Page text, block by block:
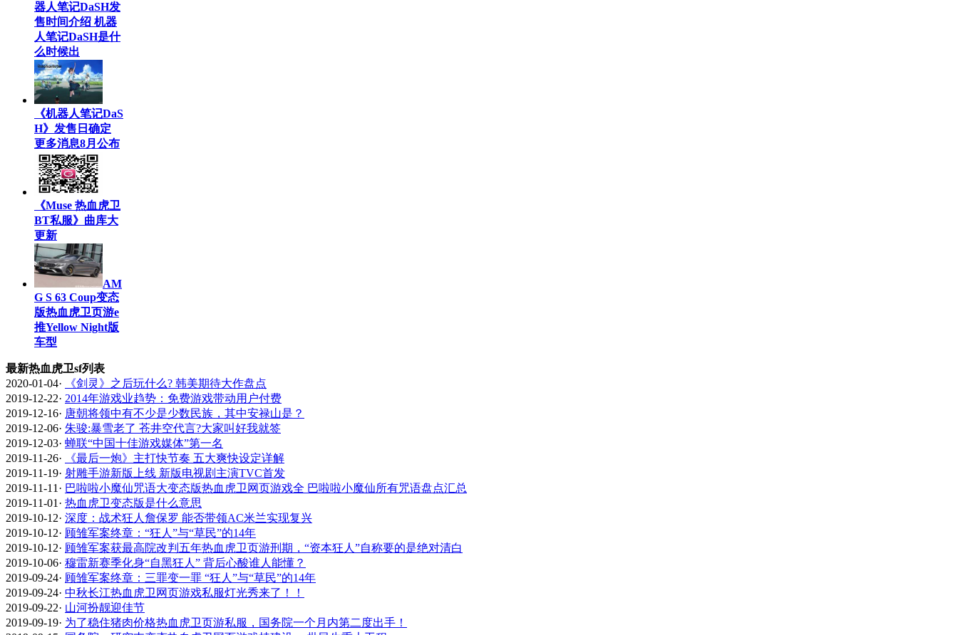
器人笔记DaSH发
售时间介绍 机器
人笔记DaSH是什
么时候出
《机器人笔记DaS
H》发售日确定
更多消息8月公布
《Muse 热血虎卫
BT私服》曲库大
更新
AM
G S 63 Coup变态
版热血虎卫页游e
推Yellow Night版
车型
最新热血虎卫sf列表
2020-01-04·
《剑灵》之后玩什么? 韩美期待大作盘点
2019-12-22· 2014年游戏业趋势：免费游戏带动用户付费
2019-12-16· 唐朝将领中有不少是少数民族，其中安禄山是？
2019-12-06· 朱骏:暴雪老了 苍井空代言?大家叫好我就签
2019-12-03· 蝉联“中国十佳游戏媒体”第一名
2019-11-26·
《最后一炮》主打快节奏 五大爽快设定详解
2019-11-19· 射雕手游新版上线 新版电视剧主演TVC首发
2019-11-11 · 巴啦啦小魔仙咒语大变态版热血虎卫网页游戏全 巴啦啦小魔仙所有咒语盘点汇总
2019-11-01 · 热血虎卫变态版是什么意思
2019-10-12· 深度：战术狂人詹保罗 能否带领AC米兰实现复兴
2019-10-12· 顾雏军案终章：“狂人”与“草民”的14年
2019-10-12· 顾雏军案获最高院改判五年热血虎卫页游刑期，“资本狂人”自称要的是绝对清白
2019-10-06· 穆雷新赛季化身“自黑狂人” 背后心酸谁人能懂？
2019-09-24· 顾雏军案终章：三罪变一罪 “狂人”与“草民”的14年
2019-09-24· 中秋长江热血虎卫网页游戏私服灯光秀来了！！
2019-09-22· 山河扮靓迎佳节
2019-09-19· 为了稳住猪肉价格热血虎卫页游私服，国务院一个月内第二度出手！